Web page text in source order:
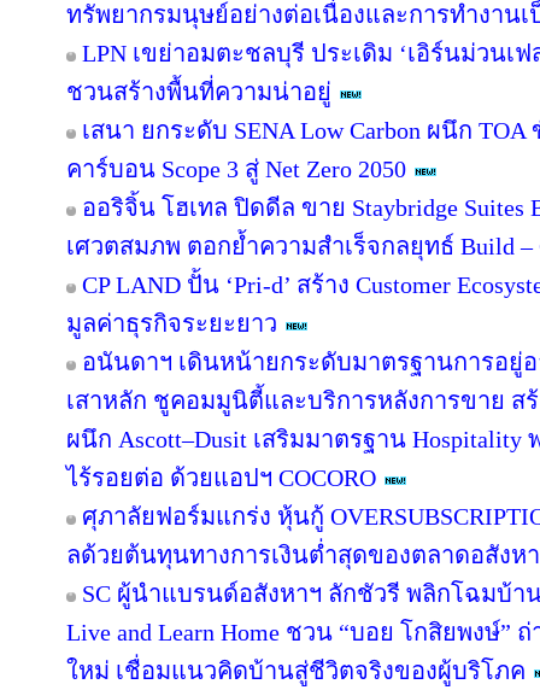
ทรัพยากรมนุษย์อย่างต่อเนื่องและการทำงาน
LPN เขย่าอมตะชลบุรี ประเดิม ‘เอิร์นม่วนเฟ
ชวนสร้างพื้นที่ความน่าอยู่
เสนา ยกระดับ SENA Low Carbon ผนึก TOA
คาร์บอน Scope 3 สู่ Net Zero 2050
ออริจิ้น โฮเทล ปิดดีล ขาย Staybridge Suites
เศวตสมภพ ตอกย้ำความสำเร็จกลยุทธ์ Build –
CP LAND ปั้น ‘Pri-d’ สร้าง Customer
มูลค่าธุรกิจระยะยาว
อนันดาฯ เดินหน้ายกระดับมาตรฐานการอยู่อ
เสาหลัก ชูคอมมูนิตี้และบริการหลังการขาย สร้
ผนึก Ascott–Dusit เสริมมาตรฐาน
ไร้รอยต่อ ด้วยแอปฯ COCORO
ศุภาลัยฟอร์มแกร่ง หุ้นกู้
ลด้วยต้นทุนทางการเงินต่ำสุดของตลาดอสังห
SC ผู้นำแบรนด์อสังหาฯ ลักชัวรี พลิกโฉมบ้า
Live and Learn Home ชวน “บอย โกสิยพงษ์”
ใหม่ เชื่อมแนวคิดบ้านสู่ชีวิตจริงของผู้บริโภค